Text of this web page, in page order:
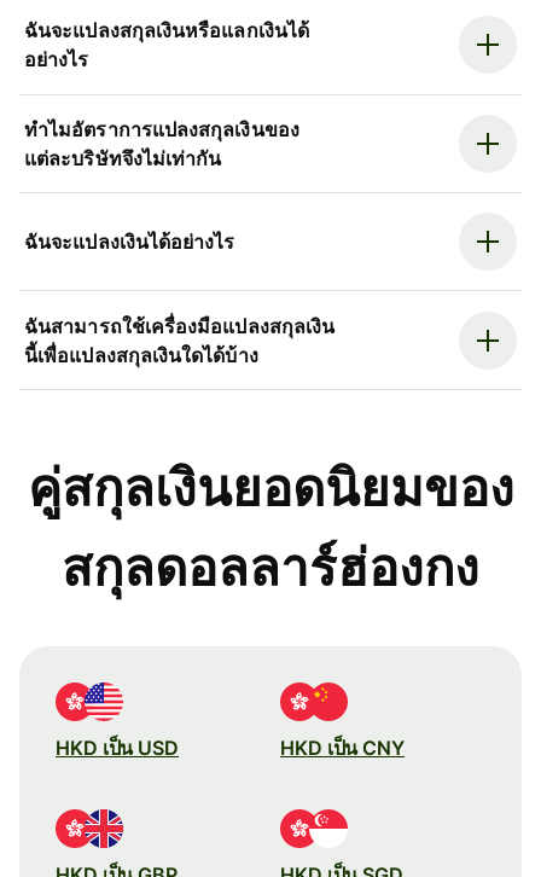
ฉันจะแปลงสกุลเงินหรือแลกเงินได้
อย่างไร
ทำไมอัตราการแปลงสกุลเงินของ
แต่ละบริษัทจึงไม่เท่ากัน
ฉันจะแปลงเงินได้อย่างไร
ฉันสามารถใช้เครื่องมือแปลงสกุลเงิน
นี้เพื่อแปลงสกุลเงินใดได้บ้าง
คู่สกุลเงินยอดนิยมของ
สกุลดอลลาร์ฮ่องกง
HKD เป็น USD HKD เป็น CNY